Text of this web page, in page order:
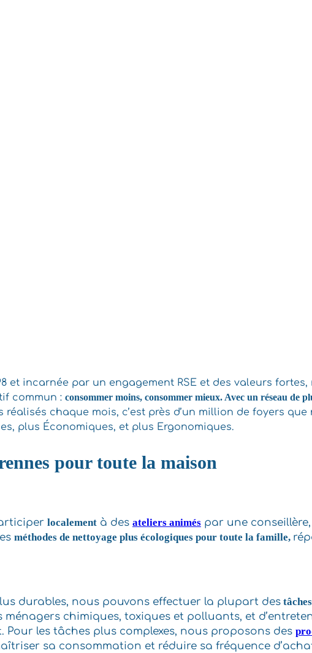
et incarnée par un engagement RSE et des valeurs fortes,
commun : consommer moins, consommer mieux. Avec un réseau de
réalisés chaque mois, c’est près d’un million de foyers
plus Économiques, et plus Ergonomiques.
pour toute la maison
localementà des ateliers animéspar une
méthodes de nettoyage plus écologiques pour toute la famille,
durables, nous pouvons effectuer la plupart des
chimiques, toxiques et polluants, et
les tâches plus complexes, nous proposons des
sa consommation et réduire sa fréquence